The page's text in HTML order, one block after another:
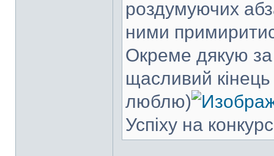
роздумуючих
ними
Окреме дякую
щасливий
люблю)
Успіху на